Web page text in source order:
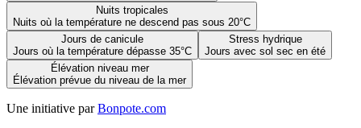
Nuits tropicales
Nuits où la température ne descend pas sous 20°C
Jours de canicule
Jours où la température dépasse 35°C
Stress hydrique
Jours avec sol sec en été
Élévation niveau mer
Élévation prévue du niveau de la mer
Une initiative par Bonpote.com